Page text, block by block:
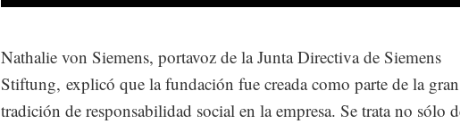
Nathalie von Siemens, portavoz de la Junta Directiva de Siemens
Stiftung, explicó que la fundación fue creada como parte de la gran
tradición de responsabilidad social en la empresa. Se trata no sólo